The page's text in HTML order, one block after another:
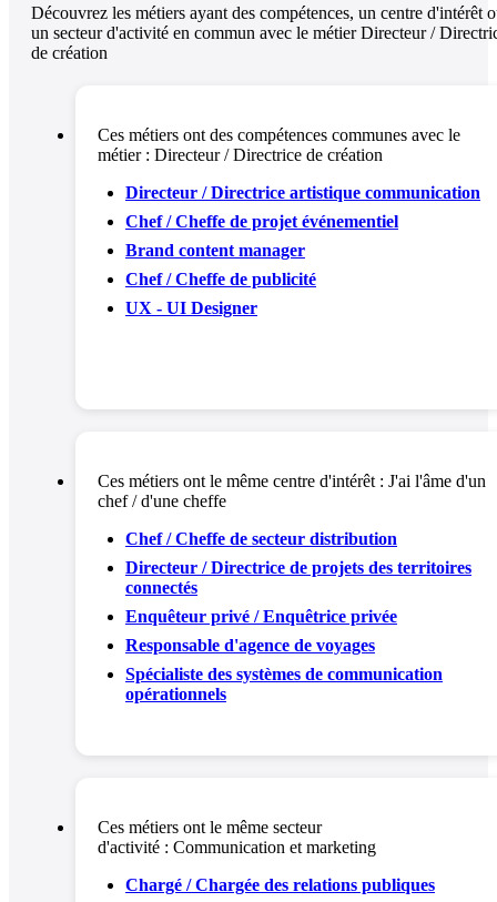
Découvrez les métiers ayant des compétences, un centre d'intérêt
un secteur d'activité en commun avec le métier Directeur /
de création
Ces métiers ont des compétences communes avec le
métier : Directeur / Directrice de création
Directeur / Directrice artistique communication
Chef / Cheffe de projet événementiel
Brand content manager
Chef / Cheffe de publicité
UX - UI Designer
Ces métiers ont le même centre d'intérêt : J'ai l'âme d'un
chef / d'une cheffe
Chef / Cheffe de secteur distribution
Directeur / Directrice de projets des territoires
connectés
Enquêteur privé / Enquêtrice privée
Responsable d'agence de voyages
Spécialiste des systèmes de communication
opérationnels
Ces métiers ont le même secteur
d'activité : Communication et marketing
Chargé / Chargée des relations publiques